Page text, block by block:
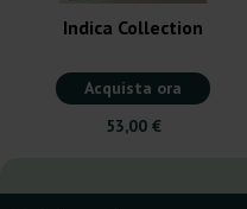
Indica Collection
Acquista ora
53,00 €